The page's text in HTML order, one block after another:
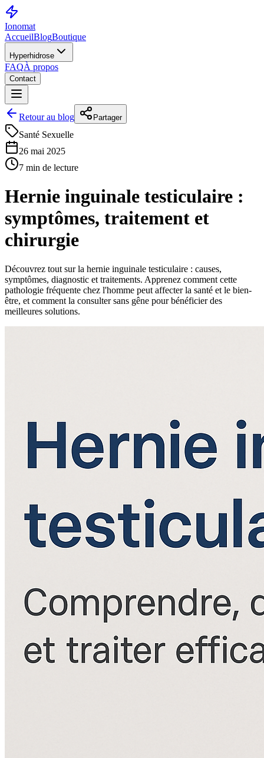
Ionomat
AccueilBlogBoutique
Hyperhidrose
FAQÀ propos
Contact
Retour au blog Partager
Santé Sexuelle
26 mai 2025
7 min de lecture
Hernie inguinale testiculaire :
symptômes, traitement et
chirurgie
Découvrez tout sur la hernie inguinale testiculaire : causes,
symptômes, diagnostic et traitements. Apprenez comment cette
pathologie fréquente chez l'homme peut affecter la santé et le bien-
être, et comment la consulter sans gêne pour bénéficier des
meilleures solutions.